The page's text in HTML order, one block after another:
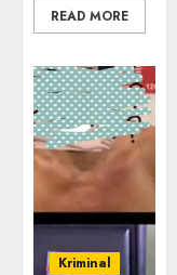
READ MORE
Kriminal